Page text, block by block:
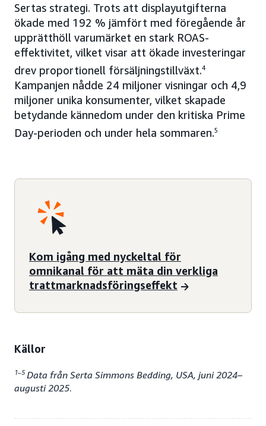
Sertas strategi. Trots att displayutgifterna
ökade med 192 % jämfört med föregående år
upprätthöll varumärket en stark ROAS-
effektivitet, vilket visar att ökade investeringar
drev proportionell försäljningstillväxt.4
Kampanjen nådde 24 miljoner visningar och 4,9
miljoner unika konsumenter, vilket skapade
betydande kännedom under den kritiska Prime
Day-perioden och under hela sommaren.5
Kom igång med nyckeltal för
omnikanal för att mäta din verkliga
trattmarknadsföringseffekt
Källor
1–5Data från Serta Simmons Bedding, USA, juni 2024–
augusti 2025.